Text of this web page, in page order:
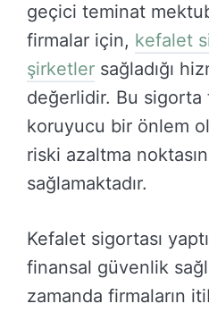
geçici teminat
firmalar için, kefalet
şirketler sağladığı
değerlidir. Bu
koruyucu bir önlem
riski azaltma
sağlamaktadır.
Kefalet sigortası
finansal güvenlik
zamanda firmaların